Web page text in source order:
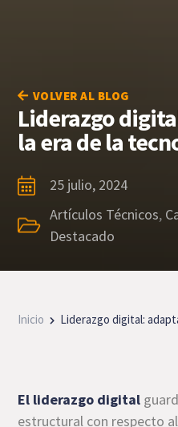
VOLVER AL BLOG
Liderazgo
la era de la
25 julio, 2024
Artículos Técnicos,
Destacado
Inicio Liderazgo digital:
El liderazgo digital
estructural con respecto